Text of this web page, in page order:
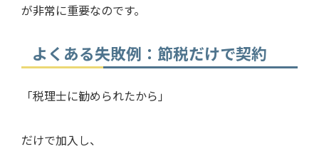
が非常に重要なのです。
よくある失敗例：節税だけで契約
「税理士に勧められたから」
だけで加入し、